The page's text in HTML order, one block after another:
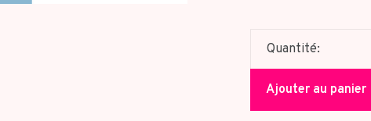
Quantité:
Ajouter au panier